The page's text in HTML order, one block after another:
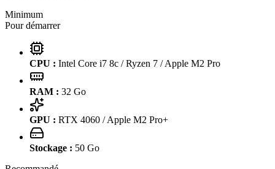
Minimum
Pour démarrer
CPU : Intel Core i7 8c / Ryzen 7 / Apple M2 Pro
RAM : 32 Go
GPU : RTX 4060 / Apple M2 Pro+
Stockage : 50 Go